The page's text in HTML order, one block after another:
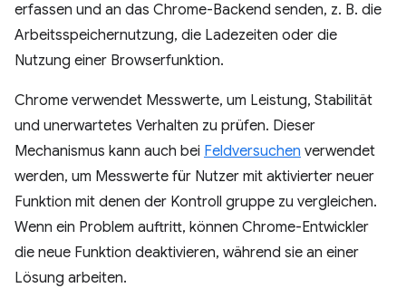
erfassen und an das Chrome-Backend senden, z. B. die
Arbeitsspeichernutzung, die Ladezeiten oder die
Nutzung einer Browserfunktion.
Chrome verwendet Messwerte, um Leistung, Stabilität
und unerwartetes Verhalten zu prüfen. Dieser
Mechanismus kann auch bei Feldversuchen verwendet
werden, um Messwerte für Nutzer mit aktivierter neuer
Funktion mit denen der Kontroll gruppe zu vergleichen.
Wenn ein Problem auftritt, können Chrome-Entwickler
die neue Funktion deaktivieren, während sie an einer
Lösung arbeiten.